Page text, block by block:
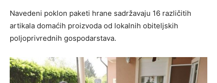
Navedeni poklon paketi hrane sadržavaju 16 različitih
artikala domaćih proizvoda od lokalnih obiteljskih
poljoprivrednih gospodarstava.